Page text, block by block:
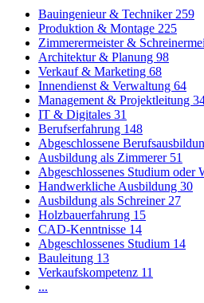
Bauingenieur & Techniker 259
Produktion & Montage 225
Zimmerermeister &
Architektur & Planung 98
Verkauf & Marketing 68
Innendienst & Verwaltung 64
Management & Projektleitung
IT & Digitales 31
Berufserfahrung 148
Abgeschlossene
Ausbildung als Zimmerer 51
Abgeschlossenes Studium oder
Handwerkliche Ausbildung 30
Ausbildung als Schreiner 27
Holzbauerfahrung 15
CAD-Kenntnisse 14
Abgeschlossenes Studium 14
Bauleitung 13
Verkaufskompetenz 11
...